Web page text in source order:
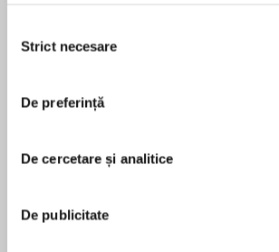
consimțământului
Strict necesare
De preferință
De cercetare și analitice
De publicitate
Angel View manager Annie
Christmas, with her absent
none the wiser. Until the ranch's
pentru această carte
New York Times bestselling author